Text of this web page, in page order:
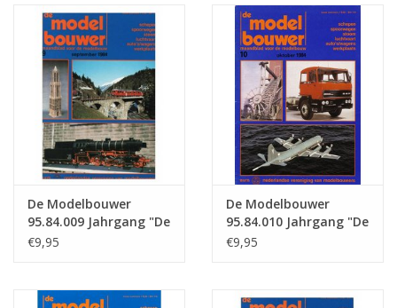
De Modelbouwer
95.84.009 Jahrgang "De
Modelbouwer"
€9,95
De Modelbouwer
95.84.010 Jahrgang "De
Modelbouwer"
€9,95